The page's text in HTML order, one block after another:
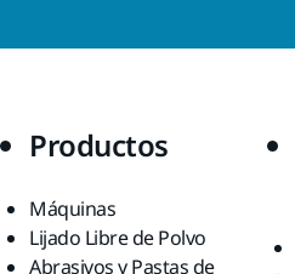
Productos
Máquinas
Lijado Libre de Polvo
Abrasivos y Pastas de